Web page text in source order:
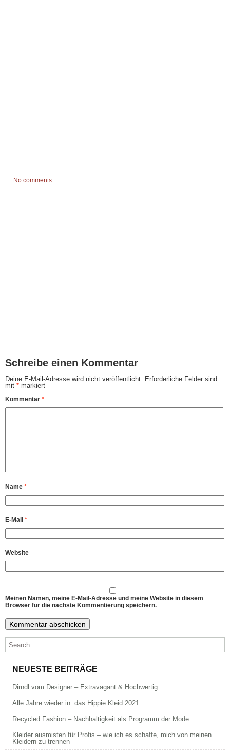
No comments
Schreibe einen Kommentar
Deine E-Mail-Adresse wird nicht veröffentlicht. Erforderliche Felder sind
mit * markiert
Kommentar *
Name *
E-Mail *
Website
Meinen Namen, meine E-Mail-Adresse und meine Website in diesem
Browser für die nächste Kommentierung speichern.
NEUESTE BEITRÄGE
Dirndl vom Designer – Extravagant & Hochwertig
Alle Jahre wieder in: das Hippie Kleid 2021
Recycled Fashion – Nachhaltigkeit als Programm der Mode
Kleider ausmisten für Profis – wie ich es schaffe, mich von meinen
Kleidern zu trennen